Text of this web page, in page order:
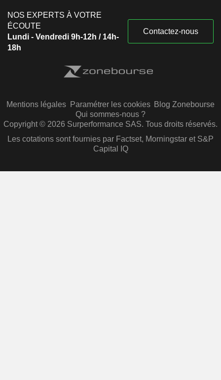
NOS EXPERTS À VOTRE
ÉCOUTE
Lundi - Vendredi 9h-12h / 14h-
18h
Contactez-nous
Mentions légales Paramétrer les cookies Blog Zonebourse
Qui sommes-nous ?
Copyright © 2026 Surperformance SAS. Tous droits réservés.
Les cotations sont fournies par Factset, Morningstar et S&P
Capital IQ